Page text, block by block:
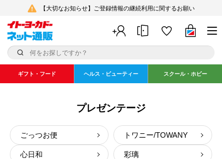
【大切なお知らせ】ご登録情報の継続利用に関するお願い
ギフト・フード ヘルス・ビューティー スクール・ホビー
プレゼンテージ
ごっつお便 トワニー/TOWANY
心日和 彩璃